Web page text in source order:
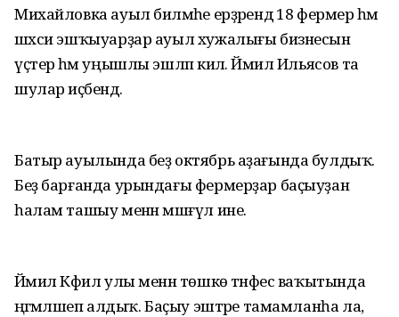
Михайловка ауыл биләмәһе ерҙәрендә 18 фермер һәм
шәхси эшҡыуарҙар ауыл хужалығы бизнесын
үҫтерә һәм уңышлы эшләп килә. Йәмил Ильясов та
шулар иҫәбендә.
Батыр ауылында беҙ октябрь аҙағында булдыҡ.
Беҙ барғанда урындағы фермерҙар баҫыуҙан
һалам ташыу менән мәшғүл ине.
Йәмил Кәфил улы менән төшкө тәнәфес ваҡытында
әңгәмәләшеп алдыҡ. Баҫыу эштәре тамамланһа ла,